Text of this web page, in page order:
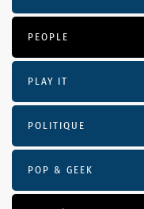
PEOPLE
PLAY IT
POLITIQUE
POP & GEEK